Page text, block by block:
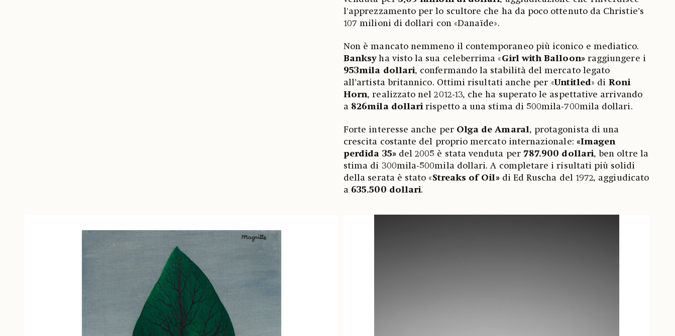
l'apprezzamento per lo scultore che ha da poco ottenuto da Christie’s
107 milioni di dollari con «Danaïde».
Non è mancato nemmeno il contemporaneo più iconico e mediatico.
Banksyha visto la sua celeberrima «Girl with Balloon» raggiungere i
953mila dollari, confermando la stabilità del mercato legato
all’artista britannico. Ottimi risultati anche per «Untitled» di Roni
Horn, realizzato nel 2012-13, che ha superato le aspettative arrivando
a 826mila dollaririspetto a una stima di 500mila-700mila dollari.
Forte interesse anche per Olga de Amaral, protagonista di una
crescita costante del proprio mercato internazionale: «Imagen
perdida 35»del 2005 è stata venduta per 787.900 dollari, ben oltre la
stima di 300mila-500mila dollari. A completare i risultati più solidi
della serata è stato «Streaks of Oil» di Ed Ruscha del 1972, aggiudicato
a 635.500 dollari.